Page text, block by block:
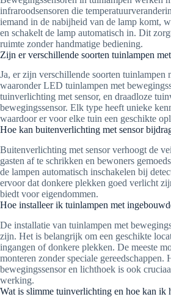
infraroodsensoren die
iemand in de nabijheid van de lamp komt,
en schakelt de lamp automatisch in. Dit
ruimte zonder handmatige bediening.
Zijn er verschillende soorten tuinlampen
Ja, er zijn verschillende soorten tuinlampen
waaronder LED tuinlampen met
tuinverlichting met sensor, en draadloze
bewegingssensor. Elk type heeft unieke
waardoor er voor elke tuin een geschikte
Hoe kan buitenverlichting met sensor
Buitenverlichting met sensor verhoogt de
gasten af te schrikken en bewoners
de lampen automatisch inschakelen bij
ervoor dat donkere plekken goed verlicht
biedt voor eigendommen.
Hoe installeer ik tuinlampen met
De installatie van tuinlampen met
zijn. Het is belangrijk om een geschikte
ingangen of donkere plekken. De meeste
monteren zonder speciale gereedschappen.
bewegingssensor en lichthoek is ook
werking.
Wat is slimme tuinverlichting en hoe kan ik